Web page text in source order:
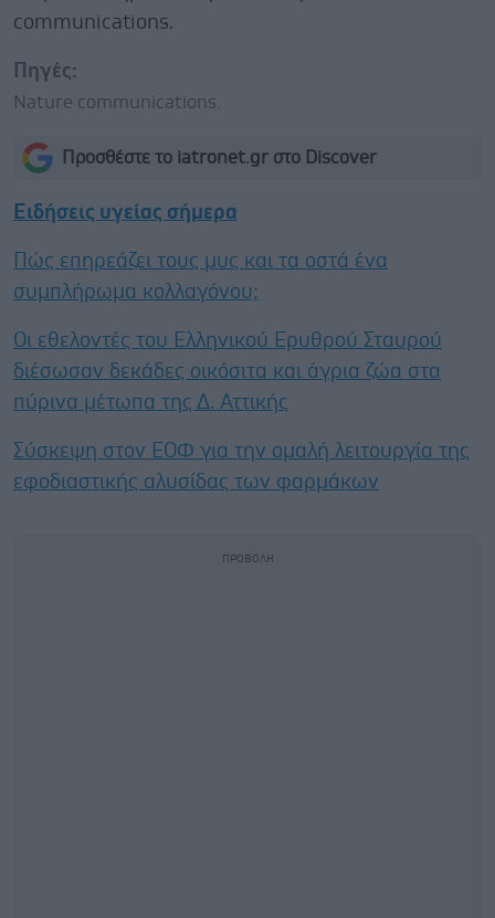
communications.
Πηγές:
Nature communications.
Προσθέστε το iatronet.gr στο Discover
Ειδήσεις υγείας σήμερα
Πώς επηρεάζει τους μυς και τα οστά ένα
συμπλήρωμα κολλαγόνου;
Οι εθελοντές του Ελληνικού Ερυθρού Σταυρού
διέσωσαν δεκάδες οικόσιτα και άγρια ζώα στα
πύρινα μέτωπα της Δ. Αττικής
Σύσκεψη στον ΕΟΦ για την ομαλή λειτουργία της
εφοδιαστικής αλυσίδας των φαρμάκων